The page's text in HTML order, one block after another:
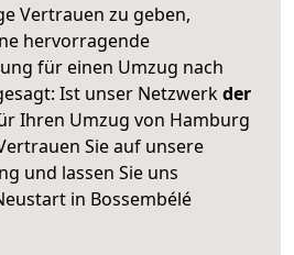
Vertrauen zu geben,
hervorragende
für einen Umzug nach
Ist unser Netzwerkder
Ihren Umzug von Hamburg
Sie auf unsere
und lassen Sie uns
in Bossembélé